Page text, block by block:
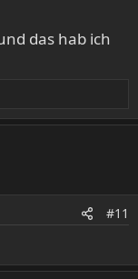
das hab ich
#11